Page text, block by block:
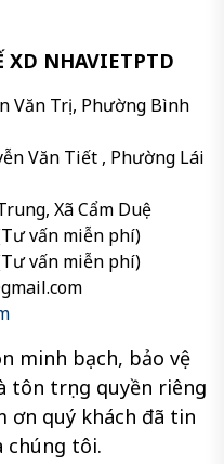
XD NHAVIETPTD
Văn Trị, Phường Bình
Văn Tiết , Phường Lái
Xã Cẩm Duệ
vấn miễn phí)
vấn miễn phí)
minh bạch, bảo vệ
trọng quyền riêng
ơn quý khách đã tin
chúng tôi.